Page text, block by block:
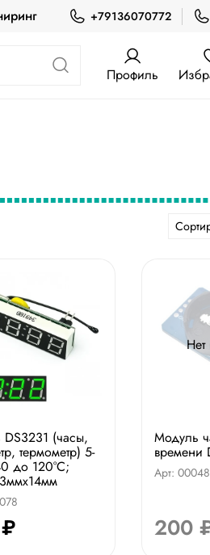
+79136070772
Профиль
(часы,
термометр) 5-
до 120°C;
Модуль
времени
Арт:
200